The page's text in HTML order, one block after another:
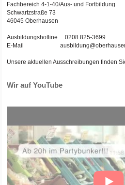
Fachbereich 4-1-40/Aus- und Fortbildung
Schwartzstraße 73
46045 Oberhausen
Ausbildungshotline 0208 825-3699
E-Mail
Unsere aktuellen Ausschreibungen finden
Wir auf YouTube